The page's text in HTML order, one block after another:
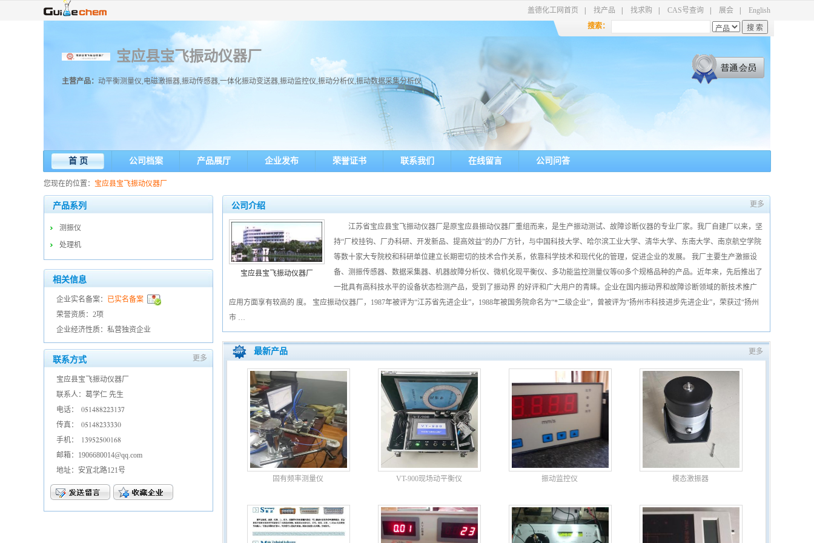
盖德化工网首页 找产品 找求购 CAS号查询 展会
English
搜索：
宝应县宝飞振动仪器厂
主营产品： 动平衡测量仪,电磁激振器,振动传感器,一体化振动变送器,振动监控仪,振动分析仪,振动数据采集分析仪
首 页 公司档案 产品展厅 企业发布 荣誉证书 联系我们 在线留言 公司问答
您现在的位置： 宝应县宝飞振动仪器厂
产品系列
测振仪
处理机
相关信息
企业实名备案： 已实名备案
荣誉资质：2项
企业经济性质：私营独资企业
联系方式 更多
宝应县宝飞振动仪器厂
联系人：葛学仁 先生
电话：
𐀐𐀎𐀍𐀗𐀒𐀒𐀑𐀑𐀏𐀍𐀏𐀔
传真： 𐀐𐀎𐀍𐀗𐀒𐀑𐀏𐀏𐀏𐀏𐀐
手机： 𐀍𐀏𐀓𐀎𐀑𐀎𐀐𐀐𐀍𐀕𐀒
邮箱：1906680014@qq.com
地址：安宜北路121号
公司介绍 更多
宝应县宝飞振动仪器厂
江苏省宝应县宝飞振动仪器厂是原宝应县振动仪器厂重组而来，是生产振动测试、故障诊断仪器的专业厂家。我厂自建厂以来，坚
持“厂校挂钩、厂办科研、开发新品、提高效益”的办厂方针，与中国科技大学、哈尔滨工业大学、清华大学、东南大学、南京航空学院
等数十家大专院校和科研单位建立长期密切的技术合作关系，依靠科学技术和现代化的管理，促进企业的发展。 我厂主要生产激振设
备、测振传感器、数据采集器、机器故障分析仪、微机化现平衡仪、多功能监控测量仪等60多个规格品种的产品。近年来，先后推出了
一批具有高科技水平的设备状态检测产品，受到了振动界 的好评和广大用户的青睐。企业在国内振动界和故障诊断领域的新技术推广
应用方面享有较高的 度。 宝应振动仪器厂，1987年被评为“江苏省先进企业”，1988年被国务院命名为“*二级企业”，曾被评为“扬州市科技进步先进企业”，荣获过“扬州
市 …
最新产品 更多
固有频率测量仪 VT-900现场动平衡仪 振动监控仪 模态激振器